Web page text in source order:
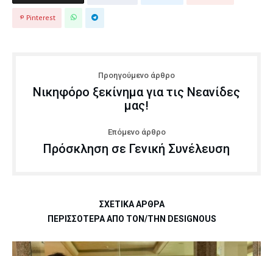
Pinterest
Προηγούμενο άρθρο
Νικηφόρο ξεκίνημα για τις Νεανίδες
μας!
Επόμενο άρθρο
Πρόσκληση σε Γενική Συνέλευση
ΣΧΕΤΙΚΆ ΆΡΘΡΑ
ΠΕΡΙΣΣΌΤΕΡΑ ΑΠΌ ΤΟΝ/ΤΗΝ DESIGNOUS